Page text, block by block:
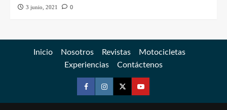
3 junio, 2021 0
Inicio Nosotros Revistas
Motocicletas
Experiencias
Contáctenos